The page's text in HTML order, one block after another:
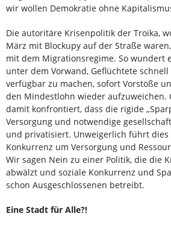
wir wollen Demokratie ohne
Die autoritäre Krisenpolitik der Troika,
März mit Blockupy auf der Straße
mit dem Migrationsregime. So wundert
unter dem Vor­wand, Geflüchtete
ver­fügbar zu machen, sofort Vorstöße
den Mindestlohn wieder aufzuweichen.
damit konfrontiert, dass die rigide
Versorgung und notwendige
und privatisiert. Unweigerlich führt
Kon­kurrenz um Versorgung und
Wir sagen Nein zu einer Politik, die die
abwälzt und soziale Konkurrenz und
schon Ausgeschlossenen betreibt.
Eine Stadt für Alle?!